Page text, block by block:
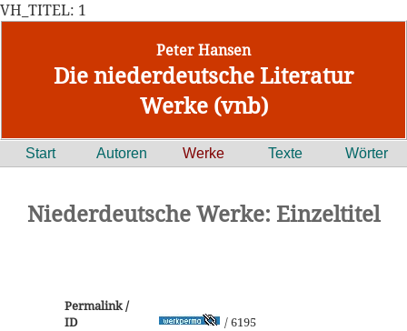
VH_TITEL: 1
Peter Hansen
Die niederdeutsche Literatur
Werke (vnb)
Start Autoren Werke Texte Wörter
Niederdeutsche Werke: Einzeltitel
Permalink /
ID
/ 6195